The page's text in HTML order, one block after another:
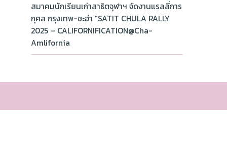
สมาคมนักเรียนเก่าสาธิตจุฬาฯ จัดงานแรลลี่การ
กุศล กรุงเทพ-ชะอำ “SATIT CHULA RALLY
2025 – CALIFORNIFICATION@Cha-
Amlifornia